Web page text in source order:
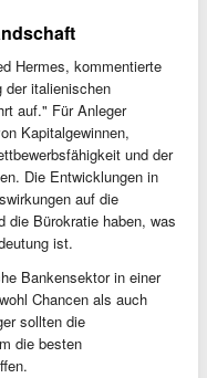
Hermes, kommentierte
der italienischen
auf." Für Anleger
Kapitalgewinnen,
und der
Die Entwicklungen in
auf die
die Bürokratie haben, was
ist.
Bankensektor in einer
Chancen als auch
sollten die
die besten